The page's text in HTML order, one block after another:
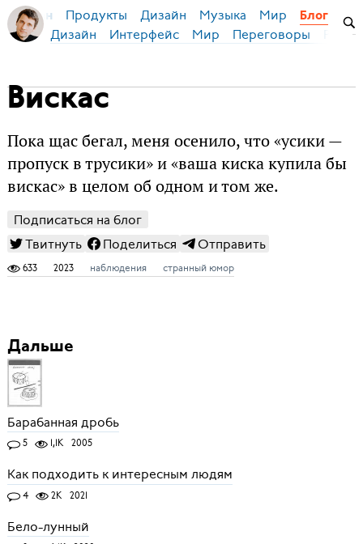
Бирман Продукты Дизайн Музыка Мир Блог
Дизайн Интерфейс Мир Переговоры
Вискас
Пока щас бегал, меня осенило, что «усики —
пропуск в трусики» и «ваша киска купила бы
вискас» в целом об одном и том же.
Подписаться на блог
Твитнуть
Поделиться Отправить
633 2023 наблюдения странный юмор
Дальше
Барабанная дробь
5 1,1K 2005
Как подходить к интересным людям
4 2K 2021
Бело-лунный